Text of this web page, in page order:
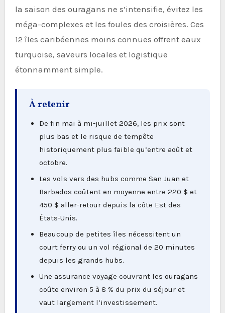
la saison des ouragans ne s’intensifie, évitez les
méga-complexes et les foules des croisières. Ces
12 îles caribéennes moins connues offrent eaux
turquoise, saveurs locales et logistique
étonnamment simple.
À retenir
De fin mai à mi-juillet 2026, les prix sont
plus bas et le risque de tempête
historiquement plus faible qu’entre août et
octobre.
Les vols vers des hubs comme San Juan et
Barbados coûtent en moyenne entre 220 $ et
450 $ aller-retour depuis la côte Est des
États-Unis.
Beaucoup de petites îles nécessitent un
court ferry ou un vol régional de 20 minutes
depuis les grands hubs.
Une assurance voyage couvrant les ouragans
coûte environ 5 à 8 % du prix du séjour et
vaut largement l’investissement.